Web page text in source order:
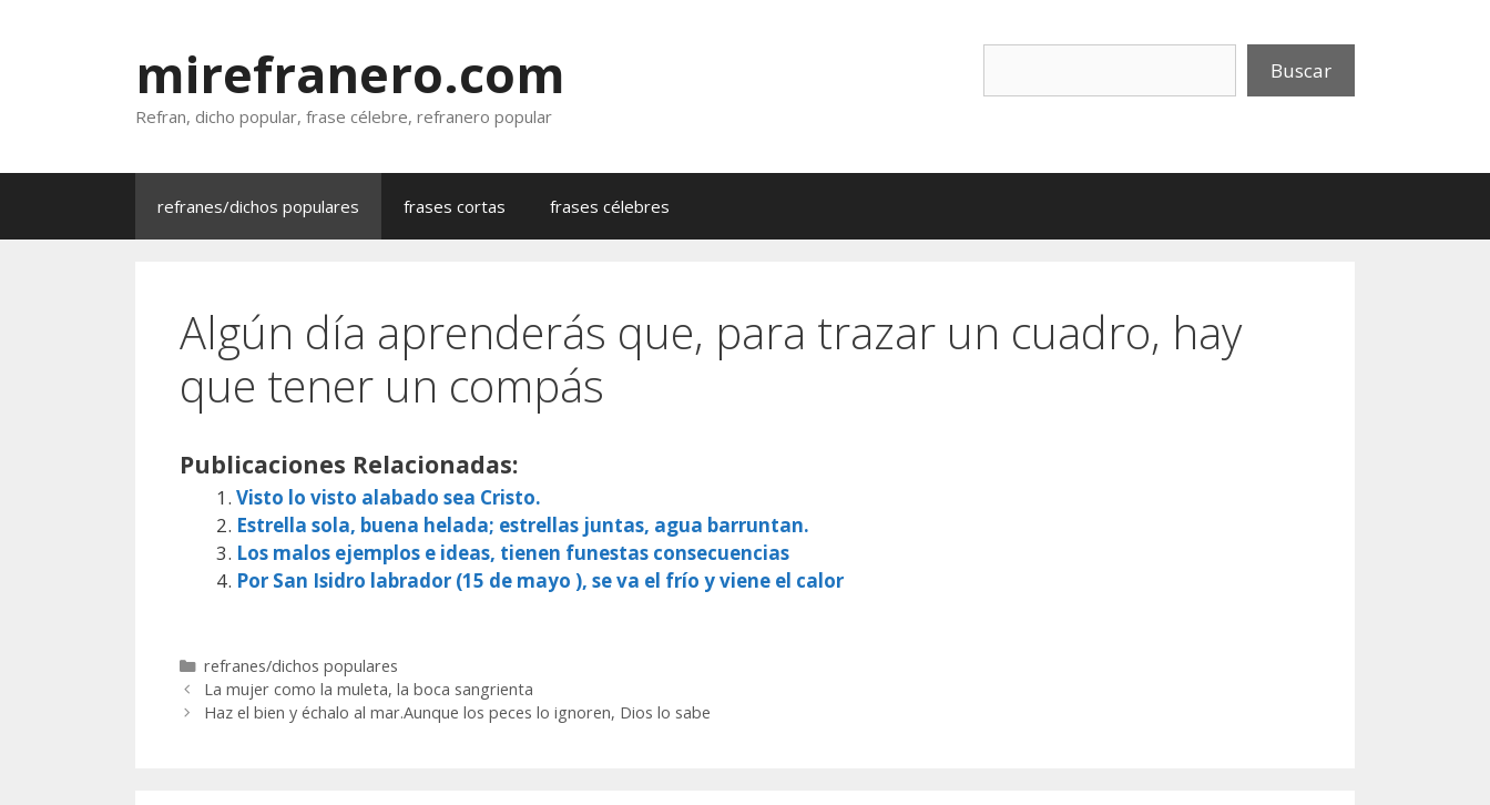
Buscar
mirefranero.com
Refran, dicho popular, frase célebre, refranero popular
refranes/dichos populares frases cortas frases célebres
Algún día aprenderás que, para trazar un cuadro, hay
que tener un compás
Publicaciones Relacionadas:
Visto lo visto alabado sea Cristo.
Estrella sola, buena helada; estrellas juntas, agua barruntan.
Los malos ejemplos e ideas, tienen funestas consecuencias
Por San Isidro labrador (15 de mayo ), se va el frío y viene el calor
Categorías
refranes/dichos populares
La mujer como la muleta, la boca sangrienta
Haz el bien y échalo al mar.Aunque los peces lo ignoren, Dios lo sabe